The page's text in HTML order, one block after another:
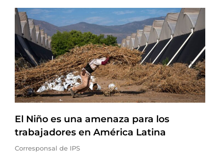
El Niño es una amenaza para los
trabajadores en América Latina
Corresponsal de IPS